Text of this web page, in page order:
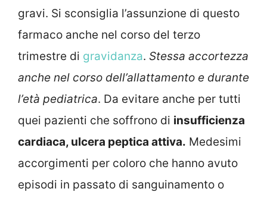
gravi. Si sconsiglia l’assunzione di questo
farmaco anche nel corso del terzo
trimestre di gravidanza. Stessa accortezza
anche nel corso dell’allattamento e durante
l’età pediatrica. Da evitare anche per tutti
quei pazienti che soffrono di insufficienza
cardiaca, ulcera peptica attiva. Medesimi
accorgimenti per coloro che hanno avuto
episodi in passato di sanguinamento o